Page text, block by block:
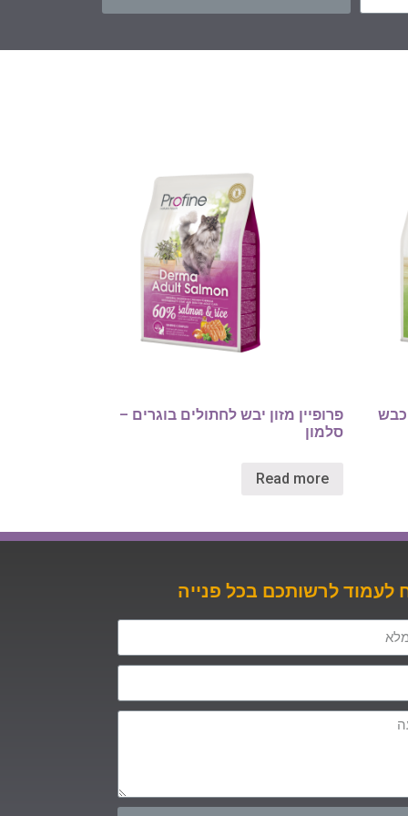
כבש
פרופיין מזון יבש לחתולים בוגרים –
סלמון
Read more
לעמוד לרשותכם בכל פנייה